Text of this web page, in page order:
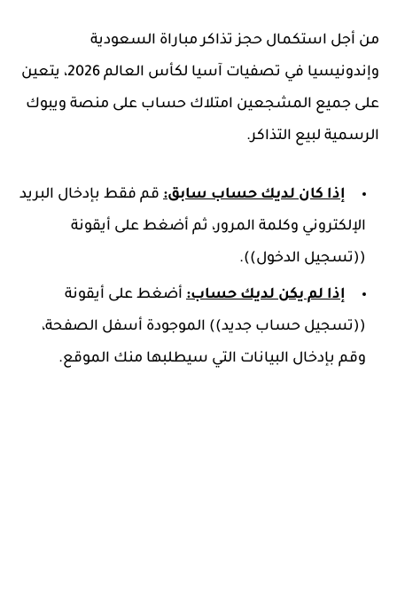
من أجل استكمال حجز تذاكر مباراة السعودية
وإندونيسيا في تصفيات آسيا لكأس العالم 2026، يتعين
على جميع المشجعين امتلاك حساب على منصة ويبوك
الرسمية لبيع التذاكر.
إذا كان لديك حساب سابق: قم فقط بإدخال البريد
الإلكتروني وكلمة المرور، ثم أضغط على أيقونة
((تسجيل الدخول)).
إذا لم يكن لديك حساب: أضغط على أيقونة
((تسجيل حساب جديد)) الموجودة أسفل الصفحة،
وقم بإدخال البيانات التي سيطلبها منك الموقع.